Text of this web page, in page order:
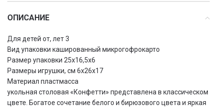
ОПИСАНИЕ
Для детей от, лет 3
Вид упаковки кашированный микрогофрокарто
Размер упаковки 25х16,5х6
Размеры игрушки, см 6х26х17
Материал пластмасса
укольная столовая «Конфетти» представлена в классическом
цвете. Богатое сочетание белого и бирюзового цвета и яркая